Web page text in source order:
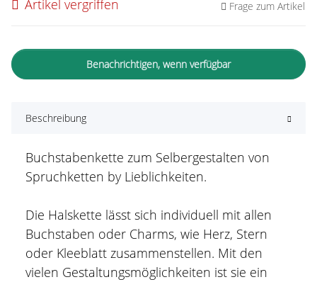
Artikel vergriffen Frage zum Artikel
Benachrichtigen, wenn verfügbar
Beschreibung
Buchstabenkette zum Selbergestalten von
Spruchketten by Lieblichkeiten.
Die Halskette lässt sich individuell mit allen
Buchstaben oder Charms, wie Herz, Stern
oder Kleeblatt zusammenstellen. Mit den
vielen Gestaltungsmöglichkeiten ist sie ein